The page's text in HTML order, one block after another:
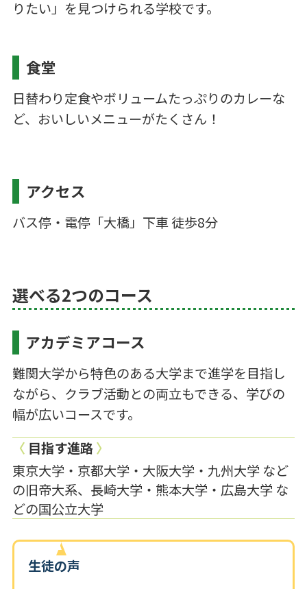
りたい」を見つけられる学校です。
食堂
日替わり定食やボリュームたっぷりのカレーな
ど、おいしいメニューがたくさん！
アクセス
バス停・電停「大橋」下車 徒歩8分
選べる2つのコース
アカデミアコース
難関大学から特色のある大学まで進学を目指し
ながら、クラブ活動との両立もできる、学びの
幅が広いコースです。
〈 目指す進路〉
東京大学・京都大学・大阪大学・九州大学 など
の旧帝大系、長崎大学・熊本大学・広島大学 な
どの国公立大学
生徒の声